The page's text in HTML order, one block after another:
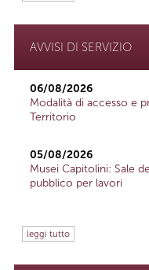
AVVISI DI SERVIZIO
06/08/2026
Modalità di accesso e
Territorio
05/08/2026
Musei Capitolini: Sale
pubblico per lavori
leggi tutto